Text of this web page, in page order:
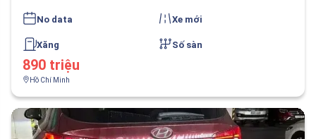
No data Xe mới
Xăng Số sàn
890 triệu
Hồ Chí Minh